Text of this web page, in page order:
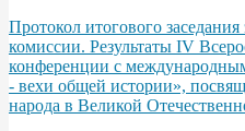
Протокол итогового заседания
комиссии. Результаты IV
конференции с
- вехи общей истории»,
народа в Великой